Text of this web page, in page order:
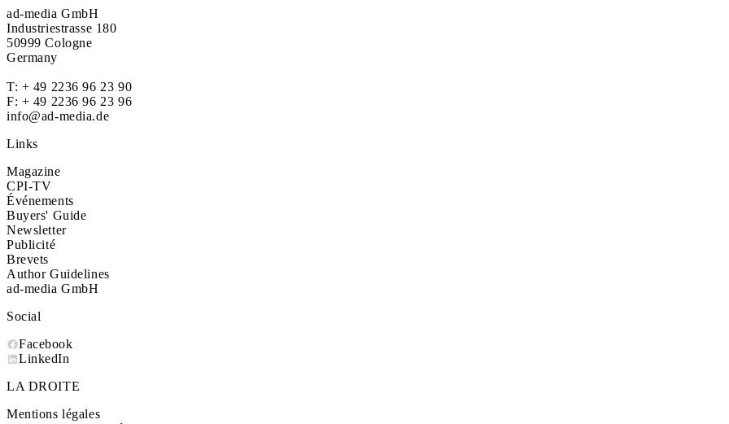
ad-media GmbH
Industriestrasse 180
50999 Cologne
Germany
T: + 49 2236 96 23 90
F: + 49 2236 96 23 96
info@ad-media.de
Links
Magazine
CPI-TV
Événements
Buyers' Guide
Newsletter
Publicité
Brevets
Author Guidelines
ad-media GmbH
Social
Facebook
LinkedIn
LA DROITE
Mentions légales